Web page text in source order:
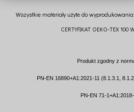
Wszystkie materiały użyte do
CERTYFIKAT OEKO-TEX 100
Produkt zgodny z
PN-EN 16890+A1:2021-11 (8.1.3.1,
PN-EN 71-